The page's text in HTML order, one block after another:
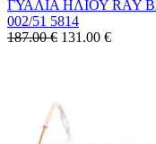
ΓΥΑΛΙΑ ΗΛΙΟΥ RAY
002/51 5814
187.00 € 131.00 €